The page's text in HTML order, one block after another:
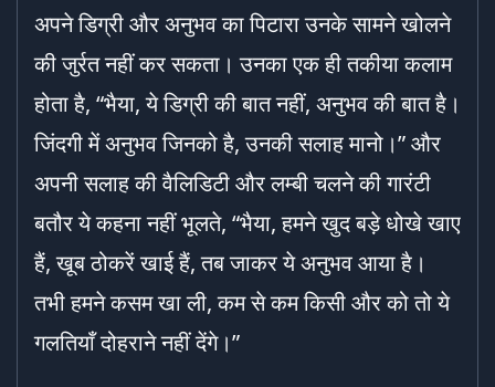
अपने डिग्री और अनुभव का पिटारा उनके सामने खोलने
की जुर्रत नहीं कर सकता। उनका एक ही तकीया कलाम
होता है, “भैया, ये डिग्री की बात नहीं, अनुभव की बात है।
जिंदगी में अनुभव जिनको है, उनकी सलाह मानो।” और
अपनी सलाह की वैलिडिटी और लम्बी चलने की गारंटी
बतौर ये कहना नहीं भूलते, “भैया, हमने खुद बड़े धोखे खाए
हैं, खूब ठोकरें खाई हैं, तब जाकर ये अनुभव आया है।
तभी हमने कसम खा ली, कम से कम किसी और को तो ये
गलतियाँ दोहराने नहीं देंगे।”